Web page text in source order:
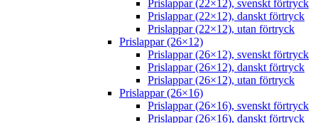
Prislappar (22×12), svenskt förtryck
Prislappar (22×12), danskt förtryck
Prislappar (22×12), utan förtryck
Prislappar (26×12)
Prislappar (26×12), svenskt förtryck
Prislappar (26×12), danskt förtryck
Prislappar (26×12), utan förtryck
Prislappar (26×16)
Prislappar (26×16), svenskt förtryck
Prislappar (26×16), danskt förtryck